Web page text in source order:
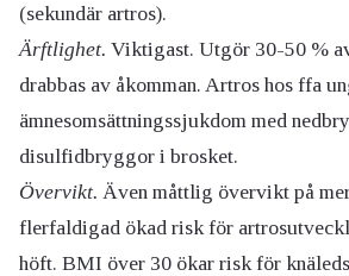
(sekundär artros).
Ärftlighet. Viktigast. Utgör 30-50 %
drabbas av åkomman. Artros hos ffa
ämnesomsättningssjukdom med
disulfidbryggor i brosket.
Övervikt. Även måttlig övervikt på
flerfaldigad ökad risk för
höft. BMI över 30 ökar risk för